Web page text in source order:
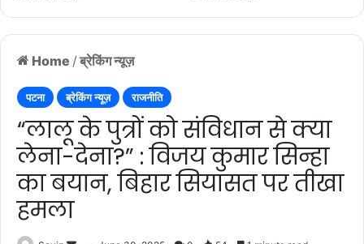
Home / ब्रेकिंग न्यूज़
पटना ब्रेकिंग न्यूज़ राजनीति
“लालू के पुत्रों को संविधान से क्या
लेना-देना?” : विजय कुमार सिन्हा
का बयान, बिहार सियासत पर तीखा
हमला